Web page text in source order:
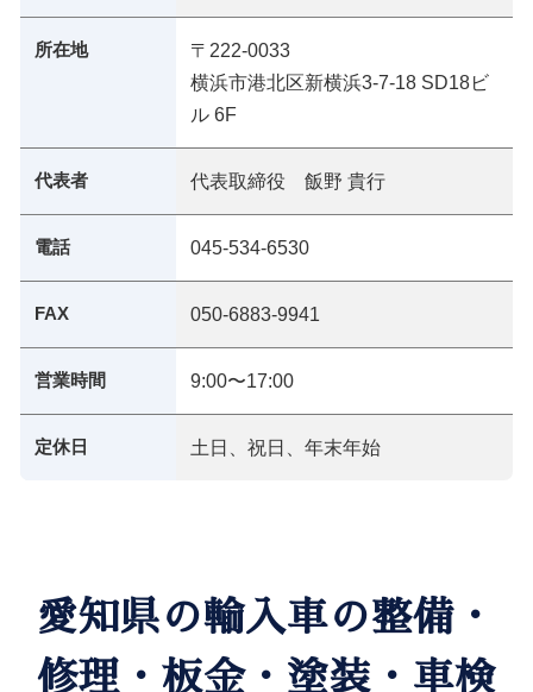
所在地
〒222-0033
横浜市港北区新横浜3-7-18 SD18ビ
ル 6F
代表者 代表取締役 飯野 貴行
電話 045-534-6530
FAX 050-6883-9941
営業時間 9:00〜17:00
定休日 土日、祝日、年末年始
愛知県の輸入車の整備・
修理・板金・塗装・車検